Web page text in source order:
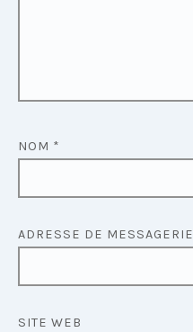
NOM *
ADRESSE DE MESSAGERIE
SITE WEB